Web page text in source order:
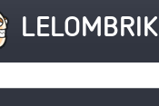
LELOMBRIK